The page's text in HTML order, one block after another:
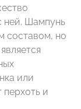
ней. Шампунь
составом, но
или
и